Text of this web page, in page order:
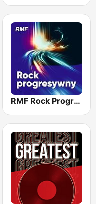
RMF Rock Progresywny